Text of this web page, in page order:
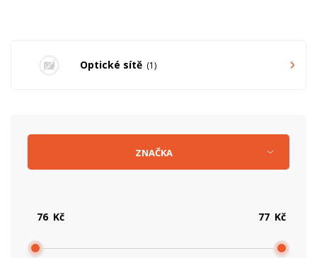
Optické sítě 1
Kč Kč
ZNAČKA